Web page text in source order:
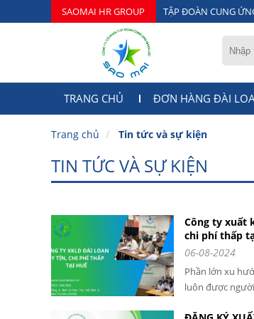
SAOMAI HR GROUP TẬP ĐOÀN CUNG
TRANG CHỦ ĐƠN HÀNG ĐÀI
Trang chủ Tin tức và sự kiện
TIN TỨC VÀ SỰ KIỆN
Công ty xuất
chi phí thấp
06-08-2024
Phần lớn xu
luôn được